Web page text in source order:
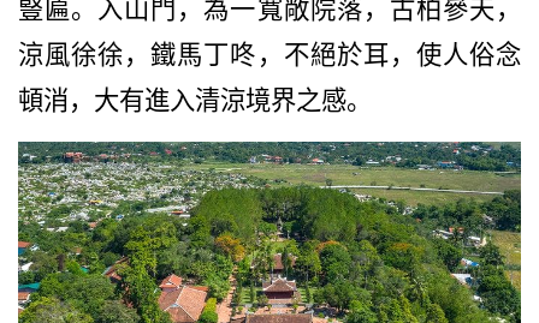
豎匾。入山門，為一寬敞院落，古柏參天，
涼風徐徐，鐵馬丁咚，不絕於耳，使人俗念
頓消，大有進入清涼境界之感。